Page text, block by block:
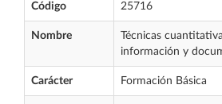
Código 25716
Nombre
Técnicas
información y
Carácter Formación Básica